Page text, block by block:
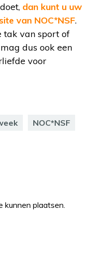
dan kunt u uw
van NOC*NSF.
tak van sport of
dus ook een
voor
NOC*NSF
kunnen plaatsen.